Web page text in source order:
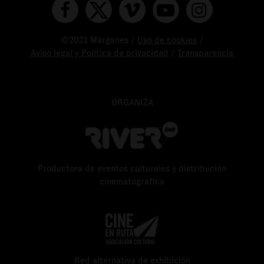
©2021 Márgenes / Uso de cookies
Aviso legal y Política de privacidad
Transparencia
ORGANIZA
Productora de eventos culturales y distribución
cinematográfica
Red alternativa de exhibición